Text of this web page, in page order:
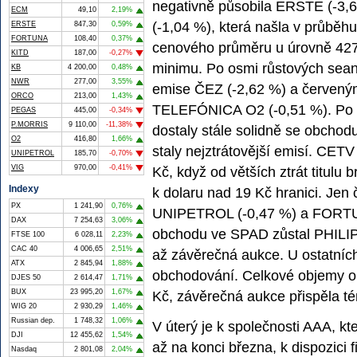
negativně působila ERSTE (-
(-1,04 %), která našla v
cenového průměru u úrovně
minimu. Po osmi růstových
emise ČEZ (-2,62 %) a
TELEFÓNICA O2 (-0,51 %).
dostaly stále solidně se
staly nejztrátovější emisí.
Kč, když od větších ztrát titulu
k dolaru nad 19 Kč hranici. Jen
UNIPETROL (-0,47 %) a
obchodu ve SPAD zůstal
až závěrečná aukce. U
obchodování. Celkové objemy
Kč, závěrečná aukce přispěla
V úterý je k společnosti AAA,
až na konci března, k dispozici
ECM 49,10
2,19%
ERSTE
847,30
0,59%
FORTUNA
108,40
0,37%
KITD
187,00
-0,27%
KB
4 200,00
0,48%
NWR
277,00
3,55%
ORCO
213,00
1,43%
PEGAS
445,00
-0,34%
P.MORRIS
9 110,00
-11,38%
O2
416,80
1,66%
UNIPETROL
185,70
-0,70%
VIG
970,00 -0,41%
Indexy
PX 1 241,90
0,76%
DAX
7 254,63
3,06%
FTSE 100
6 028,11
2,23%
CAC 40
4 006,65
2,51%
ATX
2 845,94
1,88%
DJES 50
2 614,47
1,71%
BUX
23 995,20
1,67%
WIG 20
2 930,29
1,46%
Russian dep.
1 748,32
1,06%
DJI
12 455,62
1,54%
Nasdaq
2 801,08 2,04%